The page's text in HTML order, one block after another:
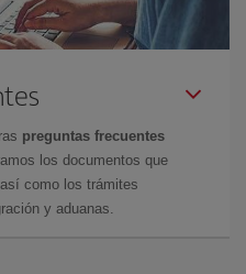
preguntas frecuentes
los documentos que
como los trámites
y aduanas.